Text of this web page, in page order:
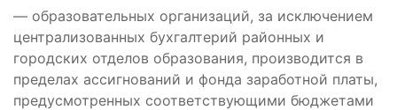
— образовательных организаций, за исключением
централизованных бухгалтерий районных и
городских отделов образования, производится в
пределах ассигнований и фонда заработной платы,
предусмотренных соответствующими бюджетами